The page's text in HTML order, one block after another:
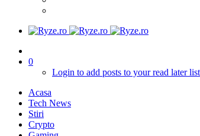
0
Login to add posts to your read later list
Acasa
Tech News
Stiri
Crypto